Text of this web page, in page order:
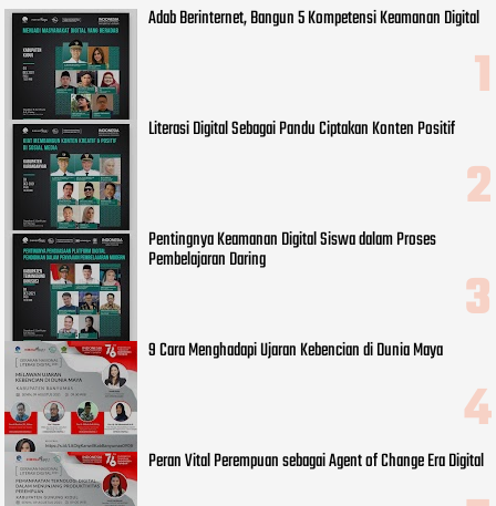
Adab Berinternet, Bangun 5 Kompetensi Keamanan Digital
Literasi Digital Sebagai Pandu Ciptakan Konten Positif
Pentingnya Keamanan Digital Siswa dalam Proses
Pembelajaran Daring
9 Cara Menghadapi Ujaran Kebencian di Dunia Maya
Peran Vital Perempuan sebagai Agent of Change Era Digital